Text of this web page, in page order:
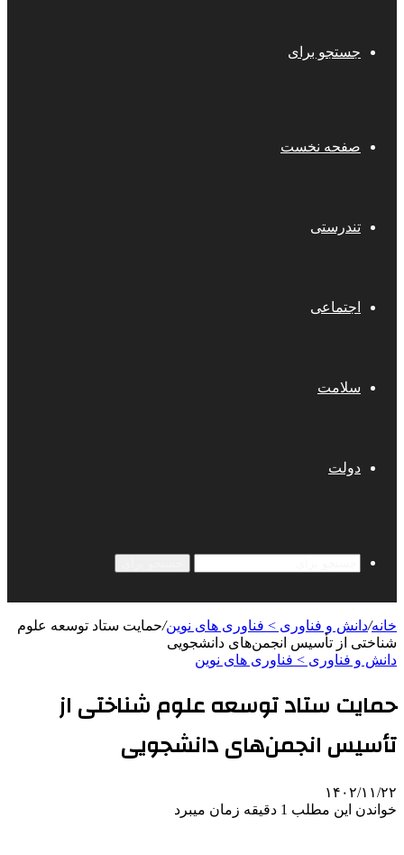
جستجو برای
صفحه نخست
تندرستی
اجتماعی
سلامت
دولت
خانه/دانش و فناوری > فناوری های نوین/حمایت ستاد توسعه علوم
شناختی از تأسیس انجمن‌های دانشجویی
دانش و فناوری > فناوری های نوین
حمایت ستاد توسعه علوم شناختی از
تأسیس انجمن‌های دانشجویی
۱۴۰۲/۱۱/۲۲
خواندن این مطلب 1 دقیقه زمان میبرد